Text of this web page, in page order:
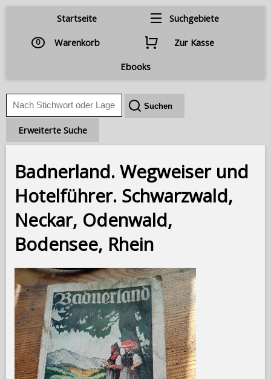
Startseite Suchgebiete
0 Warenkorb
Zur Kasse
Ebooks
Erweiterte Suche
Badnerland. Wegweiser und
Hotelführer. Schwarzwald,
Neckar, Odenwald,
Bodensee, Rhein